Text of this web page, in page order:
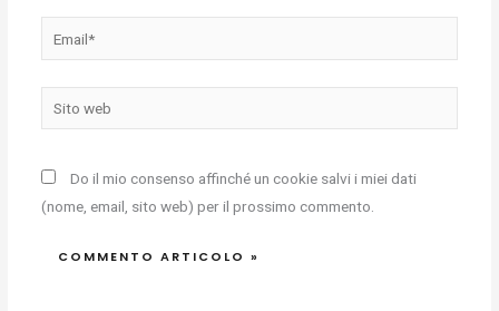
web
Do il mio consenso affinché un cookie salvi i miei dati
(nome, email, sito web) per il prossimo commento.